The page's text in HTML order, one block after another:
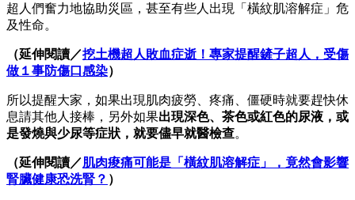
超人們奮力地協助災區，甚至有些人出現「橫紋肌溶解症」危
及性命。
（延伸閱讀／挖土機超人敗血症逝！專家提醒鏟子超人，受傷
做１事防傷口感染）
所以提醒大家，如果出現肌肉疲勞、疼痛、僵硬時就要趕快休
息請其他人接棒，另外如果出現深色、茶色或紅色的尿液，或
是發燒與少尿等症狀，就要儘早就醫檢查。
（延伸閱讀／肌肉痠痛可能是「橫紋肌溶解症」，竟然會影響
腎臟健康恐洗腎？ ）